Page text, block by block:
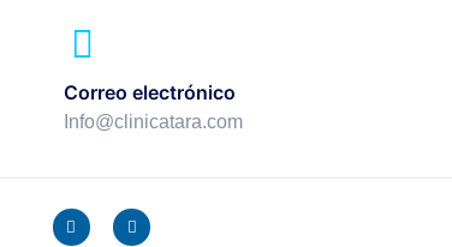
Correo electrónico
Info@clinicatara.com